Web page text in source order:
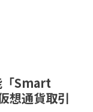
Smart
想通貨取引